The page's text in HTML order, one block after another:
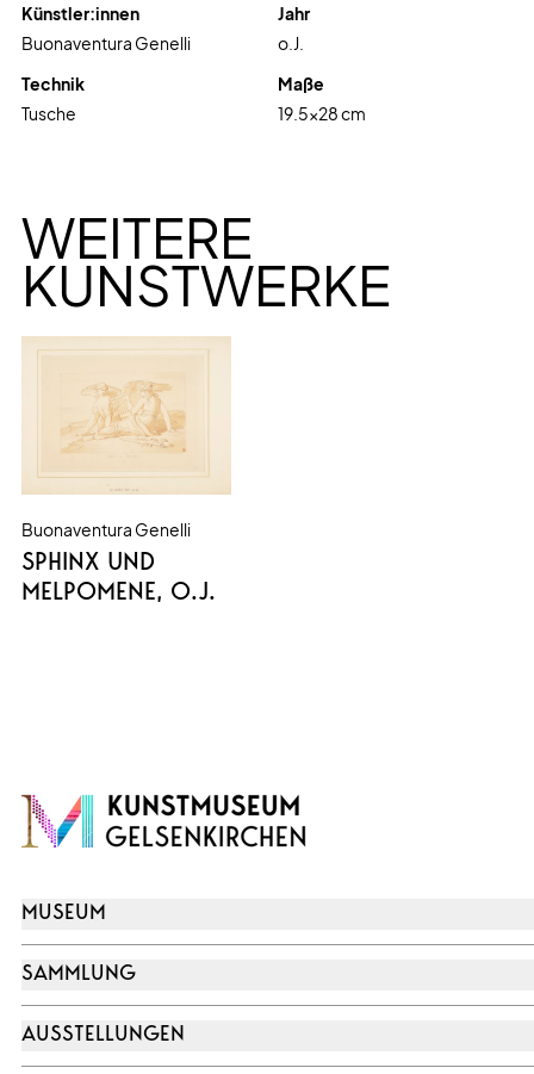
WEITERE
KUNSTWERKE
Buonaventura Genelli
SPHINX UND
MELPOMENE, O.J.
Künstler:innen
Buonaventura Genelli
Jahr
o.J.
Technik
Tusche
Maße
19.5x28cm
MUSEUM
SAMMLUNG
AUSSTELLUNGEN